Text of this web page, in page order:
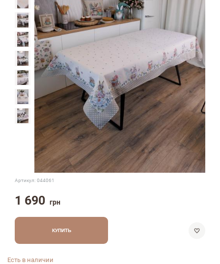
Артикул: 044061
1 690 грн
КУПИТЬ
Есть в наличии